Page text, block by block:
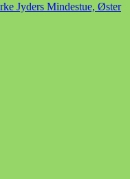
Jyders Mindestue, Øster